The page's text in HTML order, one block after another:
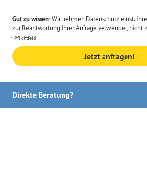
Gut zu wissen:Wir nehmen Datenschutzernst.
zur Beantwortung Ihrer Anfrage verwendet, nicht
Pflichtfeld
Jetzt anfragen!
Direkte Beratung?